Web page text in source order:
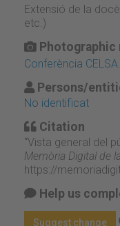
Extensió de la
etc.)
Photographic
Conferència
Persons/
No identificat
Citation
“Vista general del
Memòria Digital de
https://
Help us
Suggest change